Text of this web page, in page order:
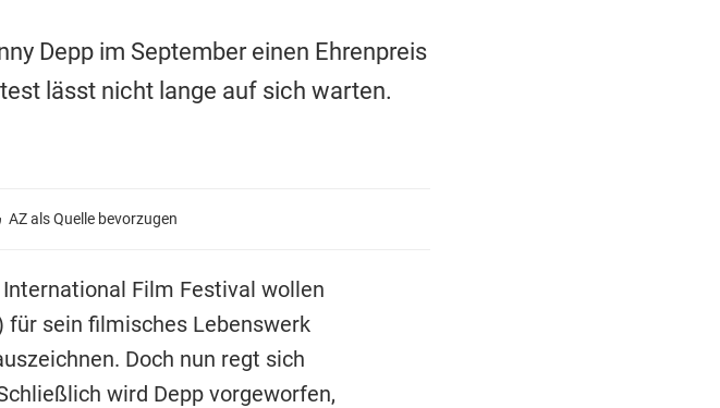
Depp im September einen Ehrenpreis
lässt nicht lange auf sich warten.
AZ als Quelle bevorzugen
Film Festival wollen
sein filmisches Lebenswerk
Doch nun regt sich
wird Depp vorgeworfen,